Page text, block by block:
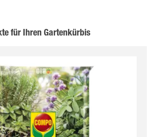
für Ihren Gartenkürbis